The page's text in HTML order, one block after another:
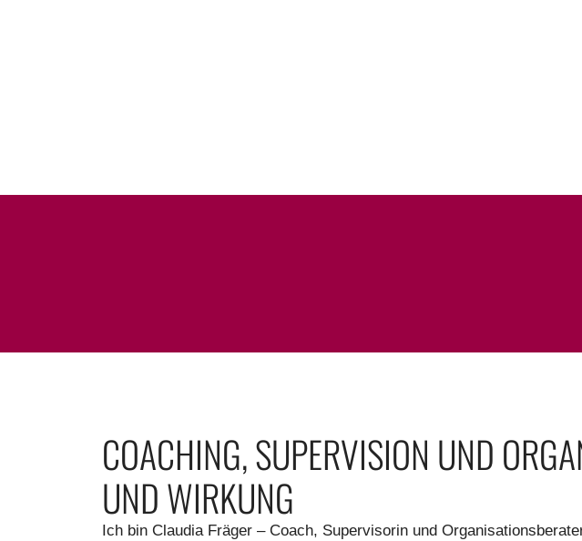
COACHING, SUPERVISION UND
UND WIRKUNG
Ich bin Claudia Fräger – Coach, Supervisorin und